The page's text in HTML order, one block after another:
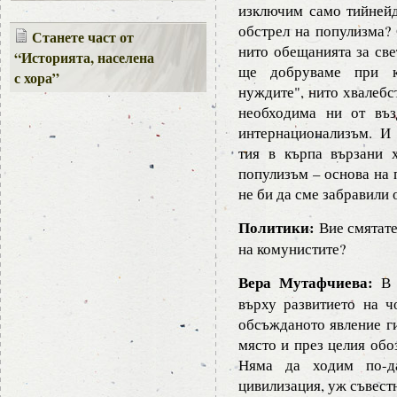
Станете част от
“Историята, населена
с хора”
изключим само
обстрел на
нито обещанията за
ще добруваме при
нуждите", нито
необходима ни от
интернационализъм.
тия в кърпа вързани
популизъм – основа на
не би да сме забравили
Политики: Вие
на комунистите?
Вера Мутафчиева: В
върху развитието на
обсъжданото явление
място и през целия
Няма да ходим по-
цивилизация, уж